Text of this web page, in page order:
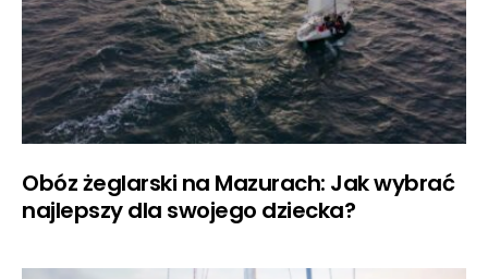
Obóz żeglarski na Mazurach: Jak wybrać
najlepszy dla swojego dziecka?